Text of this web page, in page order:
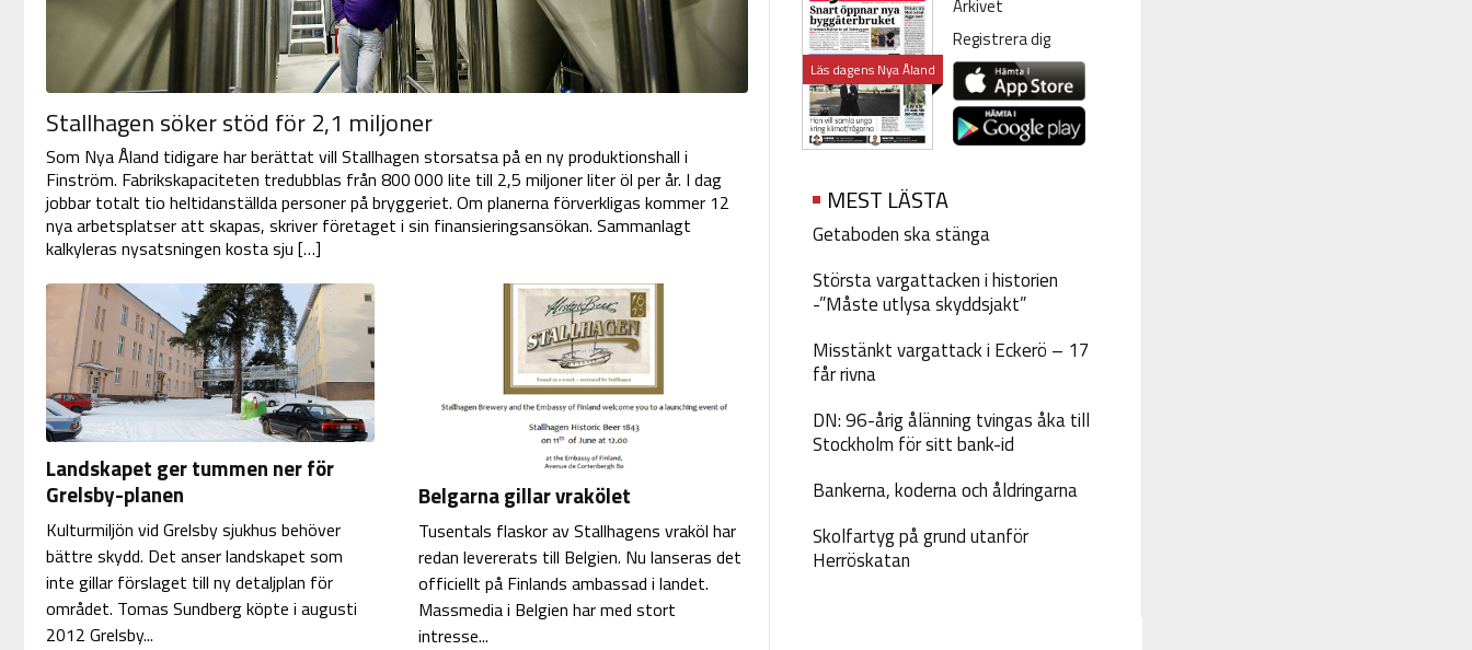
Stallhagen söker stöd för 2,1 miljoner
Som Nya Åland tidigare har berättat vill Stallhagen storsatsa på en ny produktionshall i
Finström. Fabrikskapaciteten tredubblas från 800 000 lite till 2,5 miljoner liter öl per år. I dag
jobbar totalt tio heltidanställda personer på bryggeriet. Om planerna förverkligas kommer 12
nya arbetsplatser att skapas, skriver företaget i sin finansieringsansökan. Sammanlagt
kalkyleras nysatsningen kosta sju […]
Landskapet ger tummen ner för
Grelsby-planen
Kulturmiljön vid Grelsby sjukhus behöver
bättre skydd. Det anser landskapet som
inte gillar förslaget till ny detaljplan för
området. Tomas Sundberg köpte i augusti
2012 Grelsby...
Belgarna gillar vrakölet
Tusentals flaskor av Stallhagens vraköl har
redan levererats till Belgien. Nu lanseras det
officiellt på Finlands ambassad i landet.
Massmedia i Belgien har med stort
intresse...
Läs dagens Nya Åland
Arkivet
Registrera dig
MEST LÄSTA
Getaboden ska stänga
Största vargattacken i historien
-”Måste utlysa skyddsjakt”
Misstänkt vargattack i Eckerö – 17
får rivna
DN: 96-årig ålänning tvingas åka till
Stockholm för sitt bank-id
Bankerna, koderna och åldringarna
Skolfartyg på grund utanför
Herröskatan